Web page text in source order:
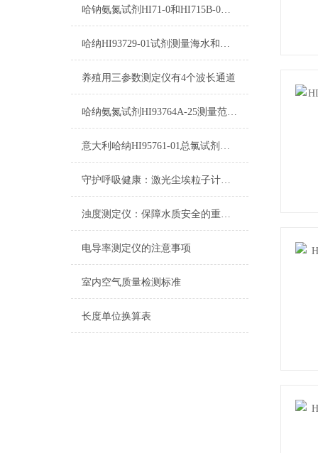
哈钠氨氮试剂HI71-0和HI715B-0使用方法
哈纳HI93729-01试剂测量海水和废水注意事项
养殖用三参数测定仪有4个波长通道
哈纳氨氮试剂HI93764A-25测量范围及操作指南
意大利哈纳HI95761-01总氯试剂测量范围及操作说明
守护呼吸健康：激光尘埃粒子计数器在洁净环境中的应用
浊度测定仪：保障水质安全的重要设备
电导率测定仪的注意事项
室内空气质量检测标准
长度单位换算表